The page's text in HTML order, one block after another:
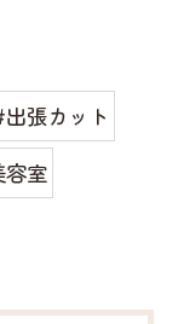
張カット
室